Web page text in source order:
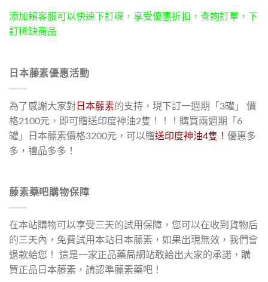
添加賴客服可以快速下訂喔，享受優惠折扣，查詢訂單，下
訂稀缺商品
日本藤素優惠活動
為了感謝大家對 日本藤素的支持，現下訂一週期「3罐」 價
格2100元，即可贈送印度神油2隻！！！購買兩週期「6
罐」日本藤素價格3200元，可以贈送印度神油4隻！ 優惠多
多，禮品多多！
藤素藥吧購物保障
在本站購物可以享受三天的試用保障，您可以在收到貨物后
的三天內，免費試用本站日本藤素，如果出現無效，我們會
退款給您！ 這是一家正品藥局網站敢給出大家的承諾，購
買正品日本藤素，請認準藤素藥吧！